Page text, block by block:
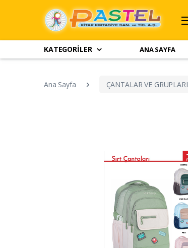
KATEGORİLER ANA SAYFA
Ana Sayfa ÇANTALAR VE GRUPLARI